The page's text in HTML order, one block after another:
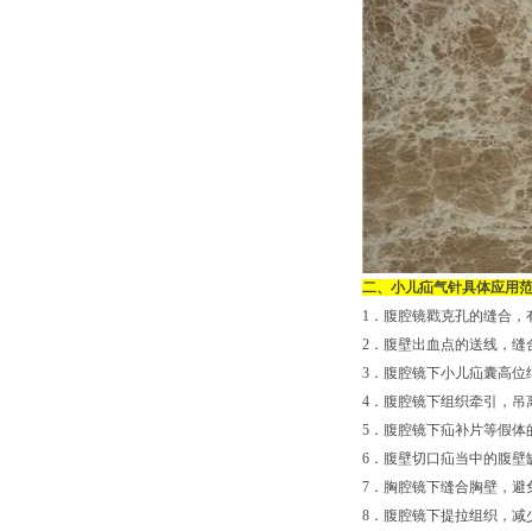
二、小儿疝气针具体应用
1．腹腔镜戳克孔的缝合
2．腹壁出血点的送线，
3．腹腔镜下小儿疝囊高
4．腹腔镜下组织牵引，吊
5．腹腔镜下疝补片等假体
6．腹壁切口疝当中的腹
7．胸腔镜下缝合胸壁，避
8．腹腔镜下提拉组织，减